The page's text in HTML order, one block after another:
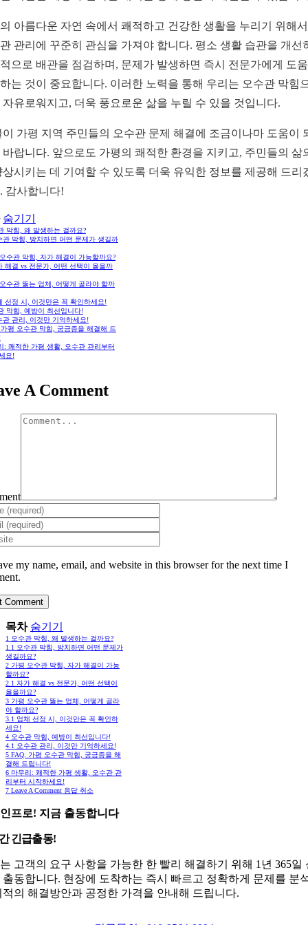
아름다운 자연 속에서 쾌적하고 건강한 생활을 누리기 위해
관리에 꾸준히 관심을 가져야 합니다. 평소 생활 습관을 개선
으로 배관을 점검하며, 문제가 발생하면 즉시 전문가에게 도
는 것이 중요합니다. 이러한 노력을 통해 우리는 오수관 막힘
자유로워지고, 더욱 풍요로운 삶을 누릴 수 있을 것입니다.
이 가평 지역 주민들의 오수관 문제 해결에 조금이나마 도움이
바랍니다. 앞으로도 가평의 쾌적한 환경을 지키고, 주민들의 삶
상시키는 데 기여할 수 있도록 더욱 유익한 정보를 제공해 드리
감사합니다!
숨기기
막힘, 왜 발생하는 걸까요?
관 막힘, 방치하면 어떤 문제가 생길까
수관 막힘, 자가 해결이 가능할까요?
해결 vs 전문가, 어떤 선택이 옳을까
수관 뚫는 업체, 어떻게 골라야 할까
선정 시, 이것만은 꼭 확인하세요!
막힘, 예방이 최선입니다!
관 관리, 이것만 기억하세요!
가평 오수관 막힘, 궁금증을 해결해 드
: 쾌적한 가평 생활, 오수관 관리부터
요!
A Comment
my name, email, and website in this browser for the next time I
목차 숨기기
1 오수관 막힘, 왜 발생하는 걸까요?
1.1 오수관 막힘, 방치하면 어떤 문제가
생길까요?
2 가평 오수관 막힘, 자가 해결이 가능
할까요?
2.1 자가 해결 vs 전문가, 어떤 선택이
옳을까요?
3 가평 오수관 뚫는 업체, 어떻게 골라
야 할까요?
3.1 업체 선정 시, 이것만은 꼭 확인하
세요!
4 오수관 막힘, 예방이 최선입니다!
4.1 오수관 관리, 이것만 기억하세요!
5 FAQ: 가평 오수관 막힘, 궁금증을 해
결해 드립니다!
6 마무리: 쾌적한 가평 생활, 오수관 관
리부터 시작하세요!
7 Leave A Comment 응답 취소
프로! 지금 출동합니다
긴급출동!
고객의 요구 사항을 가능한 한 빨리 해결하기 위해 1년 365일
출동합니다. 현장에 도착하는 즉시 빠르고 정확하게 문제를 분
적의 해결방안과 공정한 가격을 안내해 드립니다.